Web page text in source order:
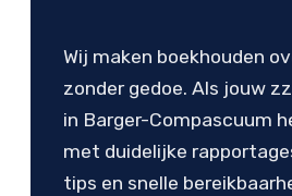
Wij maken boekhouden
zonder gedoe. Als jouw
in Barger-Compascuum
met duidelijke
tips en snelle